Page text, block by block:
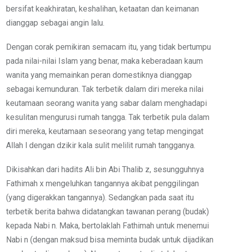
bersifat keakhiratan, keshalihan, ketaatan dan keimanan
dianggap sebagai angin lalu.
Dengan corak pemikiran semacam itu, yang tidak bertumpu
pada nilai-nilai Islam yang benar, maka keberadaan kaum
wanita yang memainkan peran domestiknya dianggap
sebagai kemunduran. Tak terbetik dalam diri mereka nilai
keutamaan seorang wanita yang sabar dalam menghadapi
kesulitan mengurusi rumah tangga. Tak terbetik pula dalam
diri mereka, keutamaan seseorang yang tetap mengingat
Allah l dengan dzikir kala sulit melilit rumah tangganya.
Dikisahkan dari hadits Ali bin Abi Thalib z, sesungguhnya
Fathimah x mengeluhkan tangannya akibat penggilingan
(yang digerakkan tangannya). Sedangkan pada saat itu
terbetik berita bahwa didatangkan tawanan perang (budak)
kepada Nabi n. Maka, bertolaklah Fathimah untuk menemui
Nabi n (dengan maksud bisa meminta budak untuk dijadikan